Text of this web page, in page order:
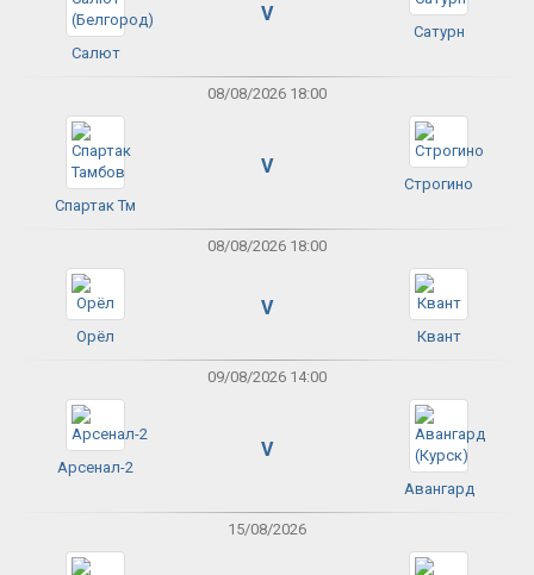
Салют
V
Сатурн
08/08/2026 18:00
Спартак Тм
V
Строгино
08/08/2026 18:00
Орёл
V
Квант
09/08/2026 14:00
Арсенал-2
V
Авангард
15/08/2026